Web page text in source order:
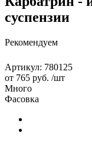
суспензии
Рекомендуем
Артикул: 780125
от 765 руб. /шт
Много
Фасовка